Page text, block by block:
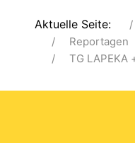
Aktuelle Seite:
Reportagen
TG LAPEKA